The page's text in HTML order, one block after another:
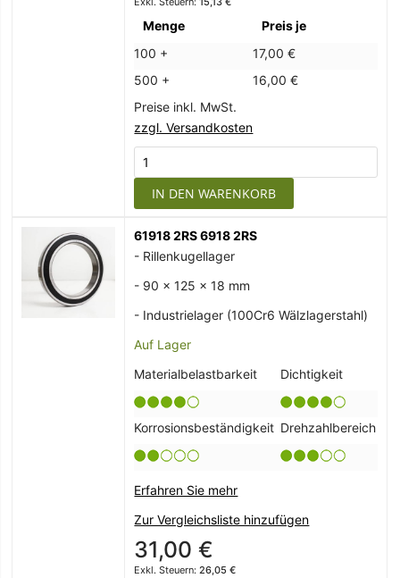
Menge
Preis je
100 +
17,00 €
500 +
16,00 €
Preise inkl. MwSt.
zzgl. Versandkosten
IN DEN WARENKORB
61918 2RS 6918 2RS
- Rillenkugellager
- 90 x 125 x 18 mm
- Industrielager (100Cr6 Wälzlagerstahl)
Auf Lager
Materialbelastbarkeit
Dichtigkeit
Korrosionsbeständigkeit Drehzahlbereich
Erfahren Sie mehr
Zur Vergleichsliste hinzufügen
31,00 €
26,05 €